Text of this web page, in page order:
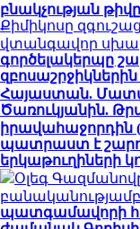
բնակչության
Քիմիկոսը
վտանգավոր
գործելակերպը
Հայաստան.
Ծառուկյանին.
իրավահաջորդին
պատրաստ է
երկաթուղիների
Օլեգ
պատգամավորի